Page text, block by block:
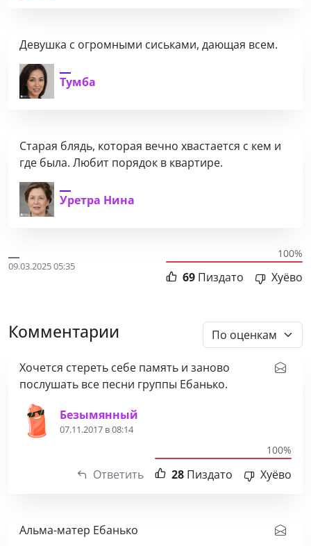
Девушка с огромными сиськами, дающая всем.
Тумба
Старая блядь, которая вечно хвастается с кем и
где была. Любит порядок в квартире.
Уретра Нина
09.03.2025 05:35
100%
69 Пиздато Хуёво
Комментарии
Хочется стереть себе память и заново
послушать все песни группы Ебанько.
Безымянный
07.11.2017 в 08:14
Ответить
100%
28 Пиздато Хуёво
Альма-матер Ебанько